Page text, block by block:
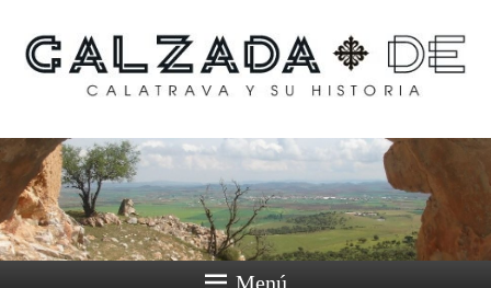
Calzada de Calatrava y
su historia
Menú